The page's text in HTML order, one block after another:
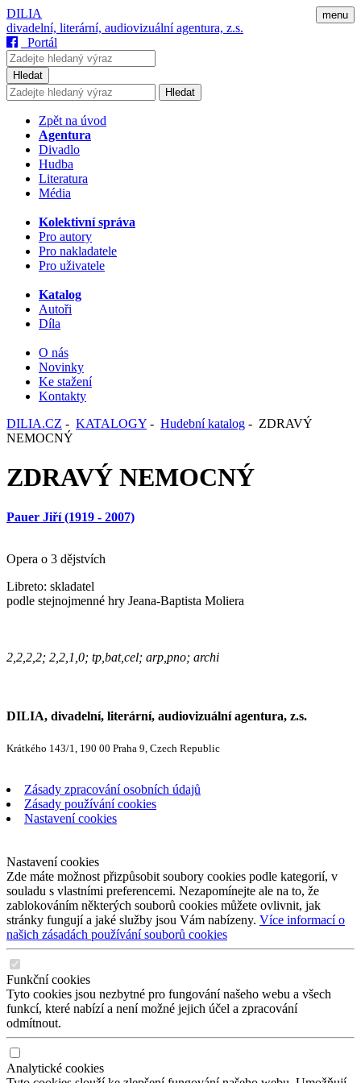
menu
DILIA
divadelní, literární, audiovizuální agentura, z.s.
Portál
Hledat
Hledat
Zpět na úvod
Agentura
Divadlo
Hudba
Literatura
Média
Kolektivní správa
Pro autory
Pro nakladatele
Pro uživatele
Katalog
Autoři
Díla
O nás
Novinky
Ke stažení
Kontakty
DILIA.CZ - KATALOGY - Hudební katalog - ZDRAVÝ
NEMOCNÝ
ZDRAVÝ NEMOCNÝ
Pauer Jiří (1919 - 2007)
Opera o 3 dějstvích
Libreto: skladatel
podle stejnojmenné hry Jeana-Baptista Moliera
2,2,2,2; 2,2,1,0; tp,bat,cel; arp,pno; archi
DILIA, divadelní, literární, audiovizuální agentura, z.s.
Krátkého 143/1, 190 00 Praha 9, Czech Republic
Zásady zpracování osobních údajů
Zásady používání cookies
Nastavení cookies
Nastavení cookies
Zde máte možnost přizpůsobit soubory cookies podle kategorií, v
souladu s vlastními preferencemi. Nezapomínejte ale na to, že
zablokováním některých souborů cookies můžete ovlivnit, jak
stránky fungují a jaké služby jsou Vám nabízeny. Více informací o
našich zásadách používání souborů cookies
Funkční cookies
Tyto cookies jsou nezbytné pro fungování našeho webu a všech
funkcí, které nabízí a není možné jejich účel a zpracování
odmítnout.
Analytické cookies